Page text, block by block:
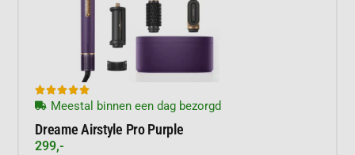

Meestal binnen een dag bezorgd
Dreame Airstyle Pro Purple
299,-